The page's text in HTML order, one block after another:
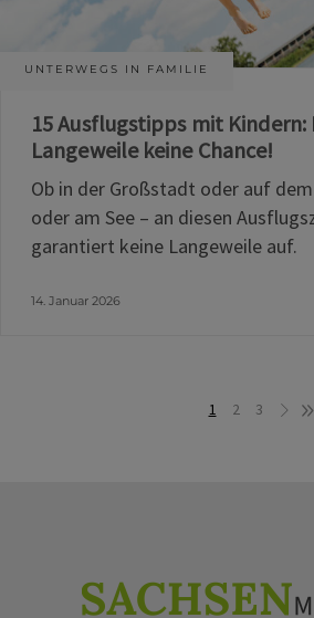
UNTERWEGS IN FAMILIE
15 Ausflugstipps mit Kindern:
Langeweile keine Chance!
Ob in der Großstadt oder auf
oder am See – an diesen
garantiert keine Langeweile auf.
14. Januar 2026
1 2 3